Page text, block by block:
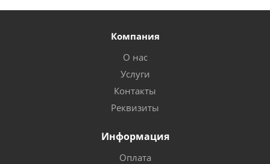
Компания
О нас
Услуги
Контакты
Реквизиты
Информация
Оплата